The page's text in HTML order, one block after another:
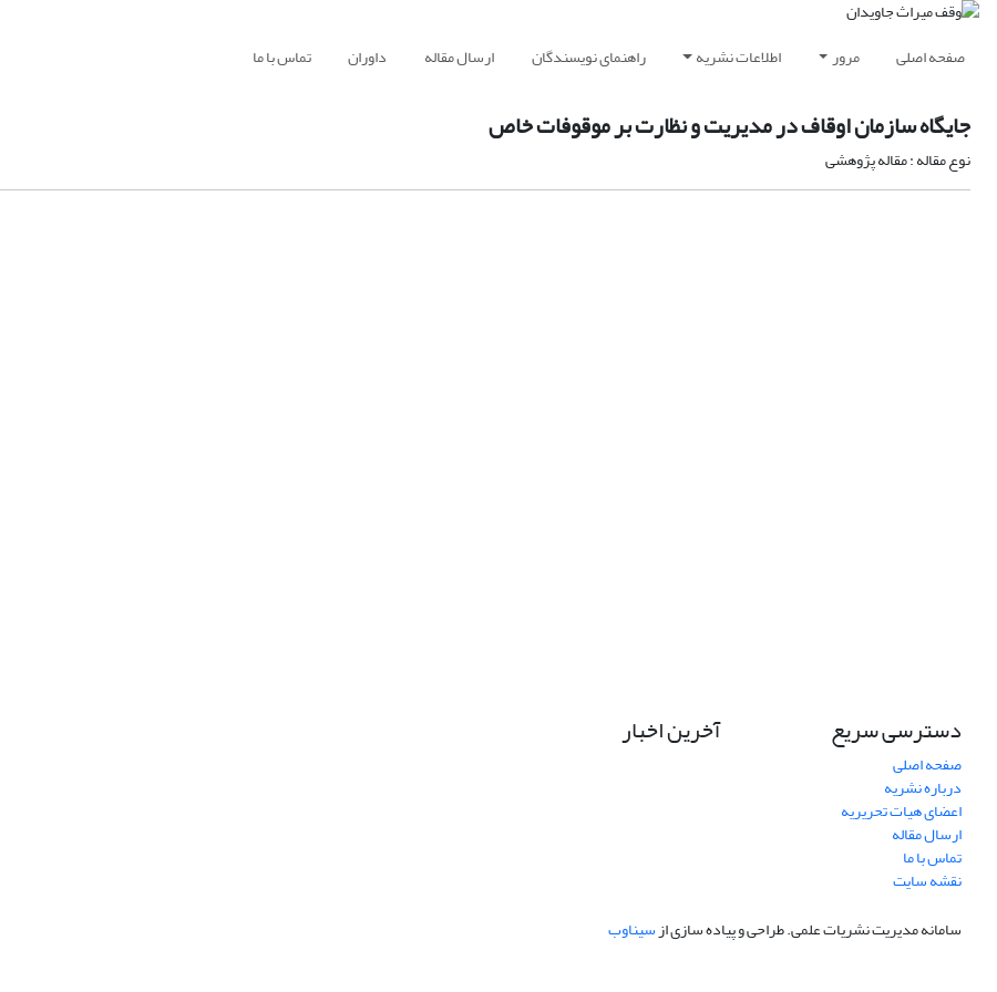
صفحه اصلی مرور اطلاعات نشریه راهنمای نویسندگان ارسال مقاله داوران تماس با ما
جایگاه سازمان اوقاف در مدیریت و نظارت بر موقوفات خاص
نوع مقاله : مقاله پژوهشی
دسترسی سریع
صفحه اصلی
درباره نشریه
اعضای هیات تحریریه
ارسال مقاله
تماس با ما
نقشه سایت
آخرین اخبار
سامانه مدیریت نشریات علمی.طراحی و پیاده سازی ازسیناوب